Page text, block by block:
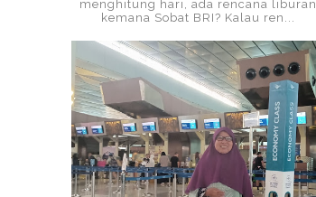
menghitung hari, ada rencana liburan
kemana Sobat BRI? Kalau ren...